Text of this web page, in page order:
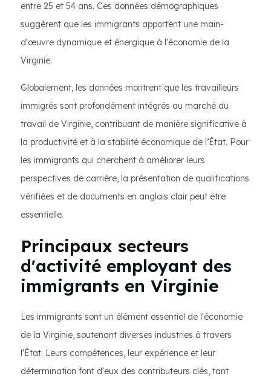
entre 25 et 54 ans. Ces données démographiques
suggèrent que les immigrants apportent une main-
d'œuvre dynamique et énergique à l'économie de la
Virginie.
Globalement, les données montrent que les travailleurs
immigrés sont profondément intégrés au marché du
travail de Virginie, contribuant de manière significative à
la productivité et à la stabilité économique de l’État. Pour
les immigrants qui cherchent à améliorer leurs
perspectives de carrière, la présentation de qualifications
vérifiées et de documents en anglais clair peut être
essentielle.
Principaux secteurs
d'activité employant des
immigrants en Virginie
Les immigrants sont un élément essentiel de l'économie
de la Virginie, soutenant diverses industries à travers
l'État. Leurs compétences, leur expérience et leur
détermination font d'eux des contributeurs clés, tant